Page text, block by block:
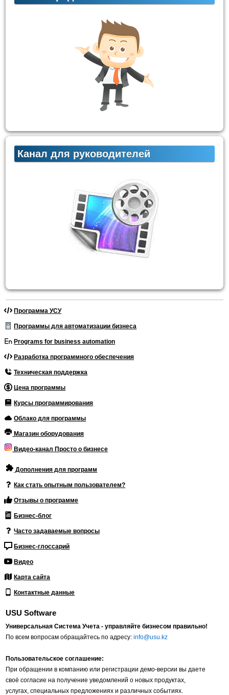
Канал для руководителей
Программа УСУ
Программы для автоматизации бизнеса
Programs for business automation
Разработка программного обеспечения
Техническая поддержка
Цена программы
Курсы программирования
Облако для программы
Магазин оборудования
Видео-канал Просто о бизнесе
Дополнения для программ
Как стать опытным пользователем?
Отзывы о программе
Бизнес-блог
Часто задаваемые вопросы
Бизнес-глоссарий
Видео
Карта сайта
Контактные данные
USU Software
Универсальная Система Учета - управляйте бизнесом правильно!
По всем вопросам обращайтесь по адресу:info@usu.kz
Пользовательское соглашение:
При обращении в компанию или регистрации демо-версии вы даете
своё согласие на получение уведомлений о новых продуктах,
услугах, специальных предложениях и различных событиях.